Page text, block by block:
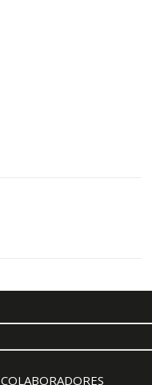
COLABORADORES